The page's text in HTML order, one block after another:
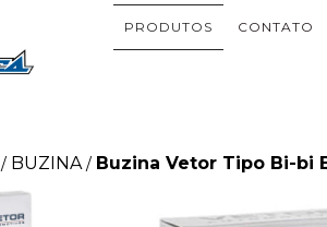
PRODUTOS CONTATO
/ BUZINA / Buzina Vetor Tipo Bi-bi